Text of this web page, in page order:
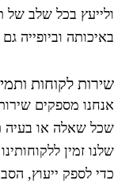
בכל שלב של
וביופייה גם
לקוחות
מספקים
שאלה או בעיה
זמין
לספק ייעוץ,